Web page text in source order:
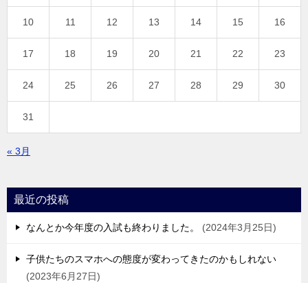
10 11 12 13 14 15 16
17 18 19 20 21 22 23
24 25 26 27 28 29 30
31
« 3月
最近の投稿
なんとか今年度の入試も終わりました。 2024年3月25日
子供たちのスマホへの態度が変わってきたのかもしれない
2023年6月27日